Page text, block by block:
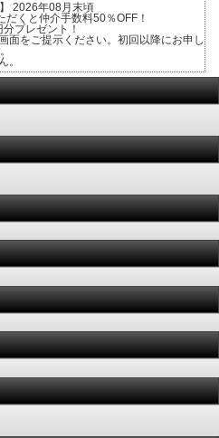
2026年08月末頃
くと仲介手数料50％OFF！
プレゼント！
面をご提示ください。初回以降にお申し
。